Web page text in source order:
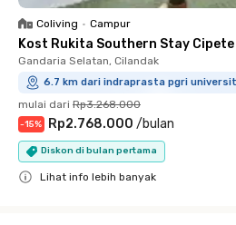
Coliving • Campur
Kost Rukita Southern Stay Cipete
Gandaria Selatan, Cilandak
6.7 km dari indraprasta pgri
mulai dari Rp3.268.000
-15% Rp2.768.000 /bulan
Diskon di bulan pertama
Lihat info lebih banyak